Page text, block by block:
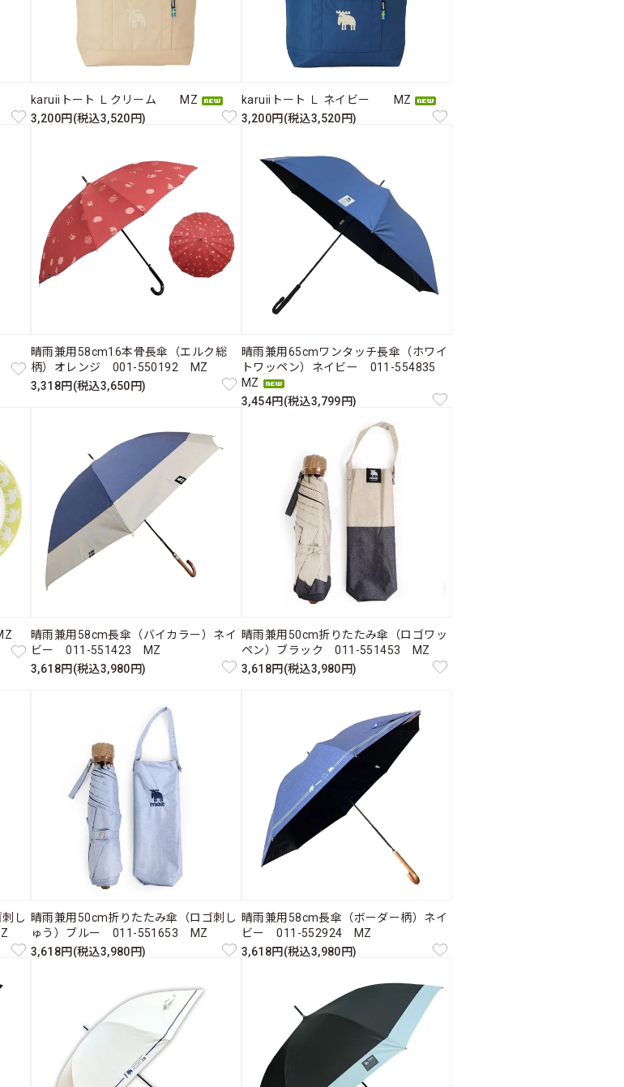
karuiiトート Ｌクリーム MZ
3,200円(税込3,520円)
karuiiトート Ｌ ネイビー MZ
3,200円(税込3,520円)
晴雨兼用58cm16本骨長傘（エルク総
柄）オレンジ 001-550192 MZ
3,318円(税込3,650円)
晴雨兼用65cmワンタッチ長傘（ホワイ
トワッペン）ネイビー 011-554835
MZ
3,454円(税込3,799円)
晴雨兼用58cm長傘（バイカラー）ネイ
ビー 011-551423 MZ
3,618円(税込3,980円)
晴雨兼用50cm折りたたみ傘（ロゴワッ
ペン）ブラック 011-551453 MZ
3,618円(税込3,980円)
し
晴雨兼用50cm折りたたみ傘（ロゴ刺し
ゅう）ブルー 011-551653 MZ
3,618円(税込3,980円)
晴雨兼用58cm長傘（ボーダー柄）ネイ
ビー 011-552924 MZ
3,618円(税込3,980円)